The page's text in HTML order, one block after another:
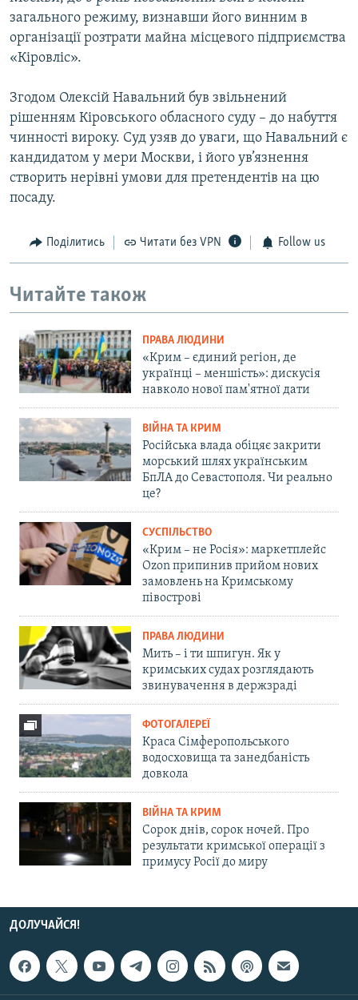
загального режиму, визнавши його винним в
організації розтрати майна місцевого підприємства
«Кіровліс».
Згодом Олексій Навальний був звільнений
рішенням Кіровського обласного суду – до набуття
чинності вироку. Суд узяв до уваги, що Навальний є
кандидатом у мери Москви, і його ув’язнення
створить нерівні умови для претендентів на цю
посаду.
Поділитись Читати без VPN Follow us
Читайте також
ПРАВА ЛЮДИНИ
«Крим – єдиний регіон, де
українці – меншість»: дискусія
навколо нової пам'ятної дати
ВІЙНА ТА КРИМ
Російська влада обіцяє закрити
морський шлях українським
БпЛА до Севастополя. Чи реально
це?
СУСПІЛЬСТВО
«Крим – не Росія»: маркетплейс
Ozon припинив прийом нових
замовлень на Кримському
півострові
ПРАВА ЛЮДИНИ
Мить – і ти шпигун. Як у
кримських судах розглядають
звинувачення в держзраді
ФОТОГАЛЕРЕЇ
Краса Сімферопольського
водосховища та занедбаність
довкола
ВІЙНА ТА КРИМ
Сорок днів, сорок ночей. Про
результати кримської операції з
примусу Росії до миру
ДОЛУЧАЙСЯ!